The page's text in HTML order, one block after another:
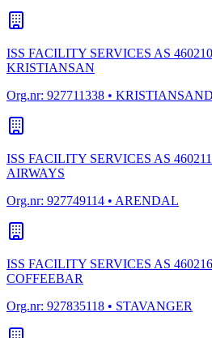
ISS FACILITY SERVICES AS
KRISTIANSAN
Org.nr: 927711338 •
ISS FACILITY SERVICES AS
AIRWAYS
Org.nr: 927749114 • ARENDAL
ISS FACILITY SERVICES AS
COFFEEBAR
Org.nr: 927835118 • STAVANGER